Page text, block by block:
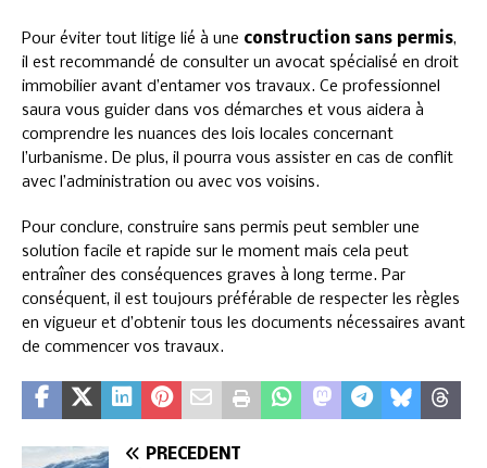
Pour éviter tout litige lié à une construction sans permis,
il est recommandé de consulter un avocat spécialisé en droit
immobilier avant d’entamer vos travaux. Ce professionnel
saura vous guider dans vos démarches et vous aidera à
comprendre les nuances des lois locales concernant
l’urbanisme. De plus, il pourra vous assister en cas de conflit
avec l’administration ou avec vos voisins.
Pour conclure, construire sans permis peut sembler une
solution facile et rapide sur le moment mais cela peut
entraîner des conséquences graves à long terme. Par
conséquent, il est toujours préférable de respecter les règles
en vigueur et d’obtenir tous les documents nécessaires avant
de commencer vos travaux.
PRÉCÉDENT